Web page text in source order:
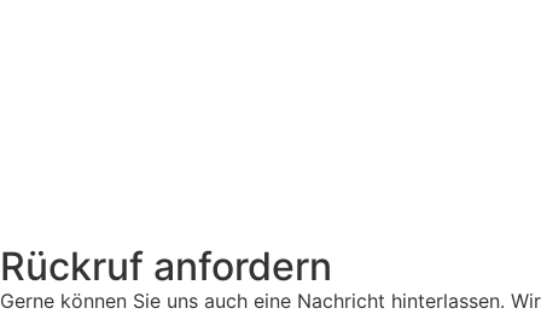
Rückruf anfordern
Gerne können Sie uns auch eine Nachricht hinterlassen. Wir